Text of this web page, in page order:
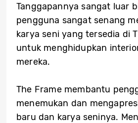
Tanggapannya sangat luar
pengguna sangat senang
karya seni yang tersedia di
untuk menghidupkan
mereka.
The Frame membantu
menemukan dan
baru dan karya seninya.